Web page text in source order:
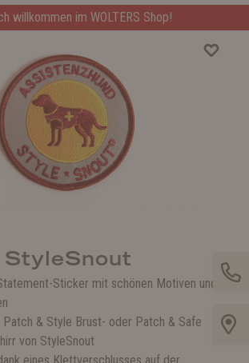
willkommen im WOLTERS Shop!
Sticker mit schönen Motiven und
Patch & Style Brust- oder Patch & Safe
von StyleSnout